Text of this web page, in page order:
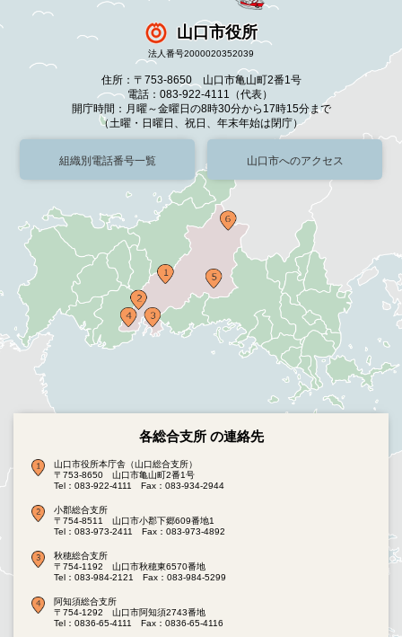
山口市役所
法人番号2000020352039
住所：〒753-8650 山口市亀山町2番1号
電話：083-922-4111（代表）
開庁時間：月曜～金曜日の8時30分から17時15分まで
（土曜・日曜日、祝日、年末年始は閉庁）
組織別電話番号一覧 山口市へのアクセス
各総合支所 の連絡先
山口市役所本庁舎（山口総合支所）
〒753-8650 山口市亀山町2番1号
Tel：083-922-4111
Fax：083-934-2944
小郡総合支所
〒754-8511 山口市小郡下郷609番地1
Tel：083-973-2411
Fax：083-973-4892
秋穂総合支所
〒754-1192 山口市秋穂東6570番地
Tel：083-984-2121
Fax：083-984-5299
阿知須総合支所
〒754-1292 山口市阿知須2743番地
Tel：0836-65-4111
Fax：0836-65-4116